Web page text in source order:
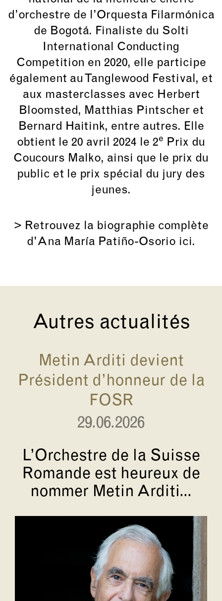
d’orchestre de l’Orquesta Filarmónica
de Bogotá. Finaliste du Solti
International Conducting
Competition en 2020, elle participe
également au Tanglewood Festival, et
aux masterclasses avec Herbert
Bloomsted, Matthias Pintscher et
Bernard Haitink, entre autres. Elle
obtient le 20 avril 2024 le 2e Prix du
Coucours Malko, ainsi que le prix du
public et le prix spécial du jury des
jeunes.
> Retrouvez la biographie complète
d'Ana María Patiño-Osorio ici.
Autres actualités
Metin Arditi devient
Président d’honneur de la
FOSR
29.06.2026
L’Orchestre de la Suisse
Romande est heureux de
nommer Metin Arditi...